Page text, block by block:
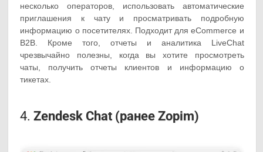
несколько операторов, использовать автоматические
приглашения к чату и просматривать подробную
информацию о посетителях. Подходит для eCommerce и
B2B. Кроме того, отчеты и аналитика LiveChat
чрезвычайно полезны, когда вы хотите просмотреть
чаты, получить отчеты клиентов и информацию о
тикетах.
4.Zendesk Chat (ранее Zopim)